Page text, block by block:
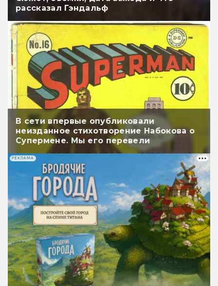
рассказал Гэндальф
В сети впервые опубликовали
неизданное стихотворение Набокова о
Супермене. Мы его перевели
РЕКЛАМА